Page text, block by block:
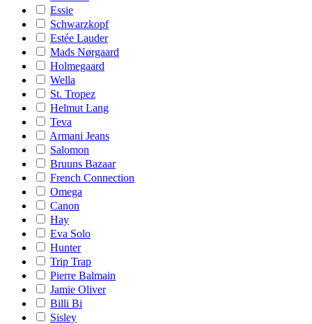
Essie
Schwarzkopf
Estée Lauder
Mads Nørgaard
Holmegaard
Wella
St. Tropez
Helmut Lang
Teva
Armani Jeans
Salomon
Bruuns Bazaar
French Connection
Omega
Canon
Hay
Eva Solo
Hunter
Trip Trap
Pierre Balmain
Jamie Oliver
Billi Bi
Sisley